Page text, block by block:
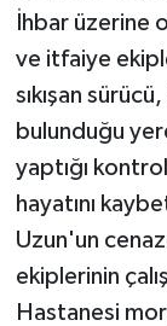
İhbar üzerine
ve itfaiye
sıkışan
bulunduğu
yaptığı
hayatını
Uzun'un
ekiplerinin
Hastanesi